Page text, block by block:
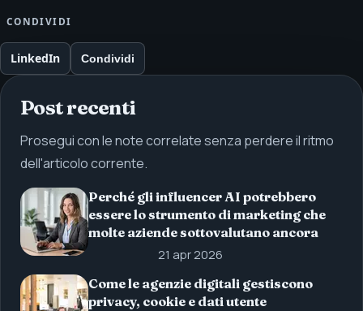
CONDIVIDI
LinkedIn Condividi
Post recenti
Prosegui con le note correlate senza perdere il ritmo
dell'articolo corrente.
Perché gli influencer AI potrebbero
essere lo strumento di marketing che
molte aziende sottovalutano ancora
21 apr 2026
Come le agenzie digitali gestiscono
privacy, cookie e dati utente